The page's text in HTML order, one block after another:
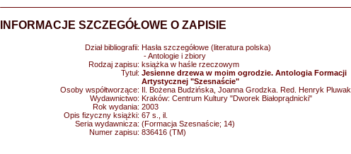
INFORMACJE SZCZEGÓŁOWE O ZAPISIE
Dział bibliografii: Hasła szczegółowe (literatura polska)
- Antologie i zbiory
Rodzaj zapisu: książka w haśle rzeczowym
Tytuł: Jesienne drzewa w moim ogrodzie. Antologia Formacji
Artystycznej "Szesnaście"
Osoby współtworzące: Il. Bożena Budzińska, Joanna Grodzka. Red. Henryk Pluwak
Wydawnictwo: Kraków: Centrum Kultury "Dworek Białoprądnicki"
Rok wydania: 2003
Opis fizyczny książki: 67 s., il.
Seria wydawnicza: (Formacja Szesnaście; 14)
Numer zapisu: 836416 (TM)